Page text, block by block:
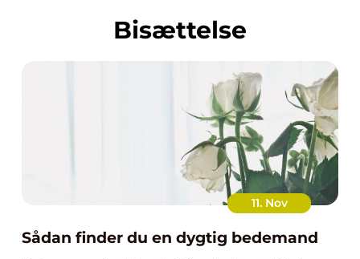
bisættelse
11. Nov
Sådan finder du en dygtig bedemand